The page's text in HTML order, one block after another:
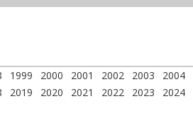
1999 2000 2001 2002 2003 2004
2019 2020 2021 2022 2023 2024